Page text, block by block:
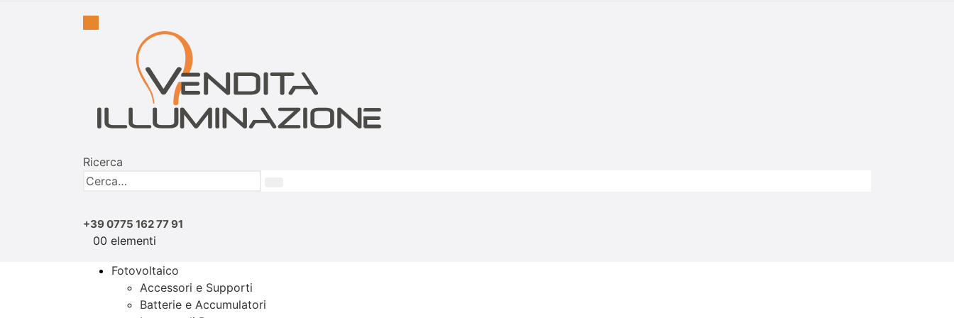
Ricerca
+39 0775 162 77 91
00 elementi
Fotovoltaico
Accessori e Supporti
Batterie e Accumulatori